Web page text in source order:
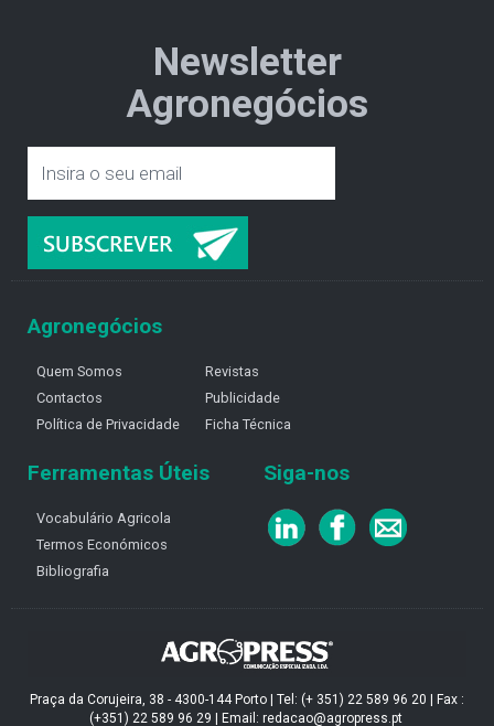
Newsletter
Agronegócios
Agronegócios
Quem Somos
Contactos
Política de Privacidade
Revistas
Publicidade
Ficha Técnica
Ferramentas Úteis
Vocabulário Agricola
Termos Económicos
Bibliografia
Siga-nos
Praça da Corujeira, 38 - 4300-144 Porto | Tel: (+ 351) 22 589 96 20 | Fax :
(+351) 22 589 96 29 | Email: redacao@agropress.pt